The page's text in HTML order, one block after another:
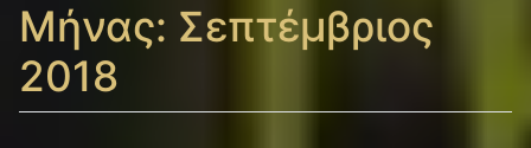
Μήνας: Σεπτέμβριος
2018